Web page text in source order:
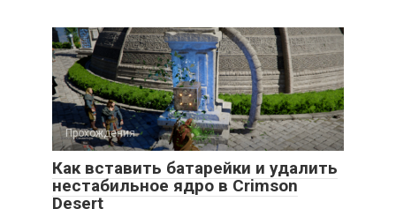
Прохождения
Как вставить батарейки и удалить
нестабильное ядро в Crimson
Desert